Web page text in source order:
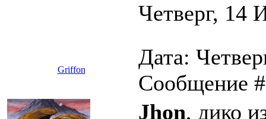
Четверг, 14
Griffon
Дата:
Сообщение
Jhon, дико